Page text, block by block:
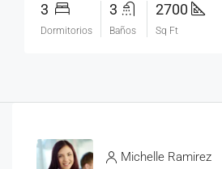
3
Dormitorios
3
Baños
2700
Sq Ft
Michelle Ramirez